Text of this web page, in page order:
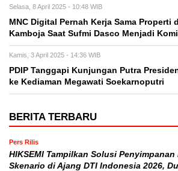
Selasa, 8 April 2025 - 10:48 WIB
MNC Digital Pernah Kerja Sama Properti
Kamboja Saat Sufmi Dasco Menjadi
Kamis, 3 April 2025 - 14:36 WIB
PDIP Tanggapi Kunjungan Putra
ke Kediaman Megawati Soekarnoputri
BERITA TERBARU
Pers Rilis
HIKSEMI Tampilkan Solusi
Skenario di Ajang DTI Indonesia 2026,